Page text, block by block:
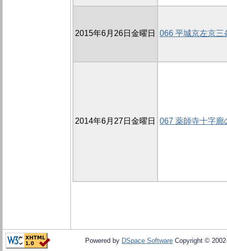
2015年6月26日金曜日 066 平城京左京三
2014年6月27日金曜日 067 薬師寺十字廊
Powered by DSpace Software Copyright ©